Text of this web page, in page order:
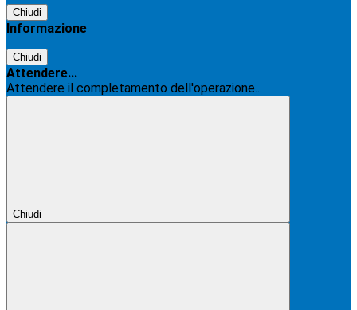
Chiudi
Informazione
Chiudi
Attendere...
Attendere il completamento dell'operazione...
Chiudi